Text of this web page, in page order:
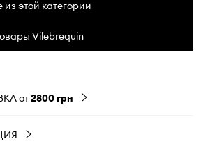
из этой категории
Vilebrequin
от2800 грн